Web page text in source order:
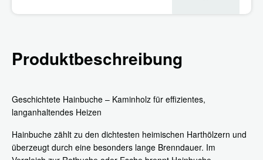
Produktbeschreibung
Geschichtete Hainbuche – Kaminholz für effizientes,
langanhaltendes Heizen
Hainbuche zählt zu den dichtesten heimischen Harthölzern und
überzeugt durch eine besonders lange Brenndauer. Im